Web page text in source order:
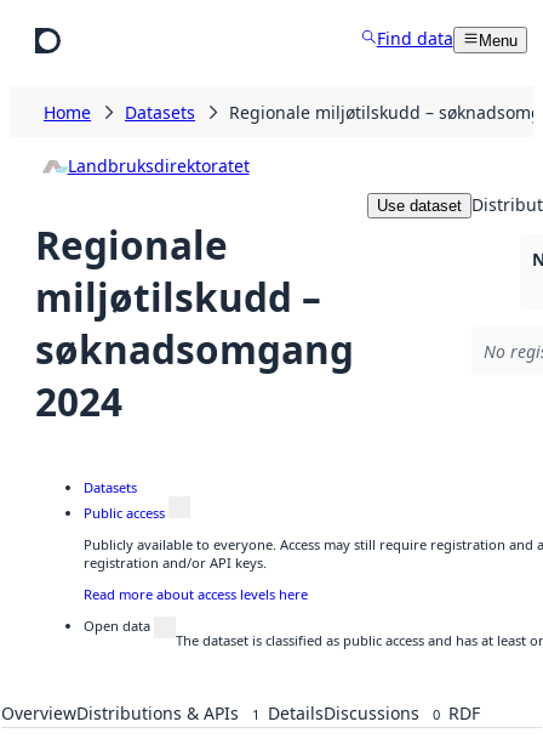
Find data Menu
Home Datasets Regionale miljøtilskudd –
Landbruksdirektoratet
Regionale
miljøtilskudd –
søknadsomgang
2024
Use dataset
No
Datasets
Public access
Publicly available to everyone. Access may still require registration and
registration and/or API keys.
Read more about access levels here
Open data
The dataset is classified as public access and has at
OverviewDistributions & APIs 1 DetailsDiscussions 0 RDF